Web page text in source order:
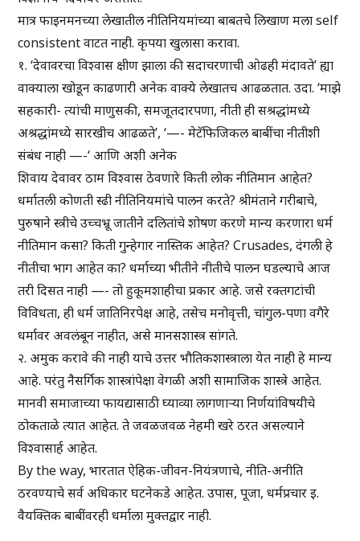
मात्र फाइनमनच्या लेखातील नीतिनियमांच्या बाबतचे लिखाण मला self
consistent वाटत नाही. कृपया खुलासा करावा.
१. ‘देवावरचा विश्वास क्षीण झाला की सदाचरणाची ओढही मंदावते’ ह्या
वाक्याला खोडून काढणारी अनेक वाक्ये लेखातच आढळतात. उदा. ‘माझे
सहकारी- त्यांची माणुसकी, समजूतदारपणा, नीती ही सश्रद्धांमध्ये
अश्रद्धांमध्ये सारखीच आढळते’, ‘—- मेटॅफिजिकल बाबींचा नीतीशी
संबंध नाही —-‘ आणि अशी अनेक
शिवाय देवावर ठाम विश्वास ठेवणारे किती लोक नीतिमान आहेत?
धर्मातली कोणती स्ढी नीतिनियमांचे पालन करते? श्रीमंताने गरीबाचे,
पुरुषाने स्त्रीचे उच्चभ्रू जातीने दलितांचे शोषण करणे मान्य करणारा धर्म
नीतिमान कसा? किती गुन्हेगार नास्तिक आहेत? Crusades, दंगली हे
नीतीचा भाग आहेत का? धर्माच्या भीतीने नीतीचे पालन घडल्याचे आज
तरी दिसत नाही —- तो हुकूमशाहीचा प्रकार आहे. जसे रक्तगटांची
विविधता, ही धर्म जातिनिरपेक्ष आहे, तसेच मनोवृत्ती, चांगुल-पणा वगैरे
धर्मावर अवलंबून नाहीत, असे मानसशास्त्र सांगते.
२. अमुक करावे की नाही याचे उत्तर भौतिकशास्त्राला येत नाही हे मान्य
आहे. परंतु नैसर्गिक शास्त्रांपेक्षा वेगळी अशी सामाजिक शास्त्रे आहेत.
मानवी समाजाच्या फायद्यासाठी घ्याव्या लागणाऱ्या निर्णयांविषयीचे
ठोकताळे त्यात आहेत. ते जवळजवळ नेहमी खरे ठरत असल्याने
विश्वासार्ह आहेत.
By the way, भारतात ऐहिक-जीवन-नियंत्रणाचे, नीति-अनीति
ठरवण्याचे सर्व अधिकार घटनेकडे आहेत. उपास, पूजा, धर्मप्रचार इ.
वैयक्तिक बाबींवरही धर्माला मुक्तद्वार नाही.